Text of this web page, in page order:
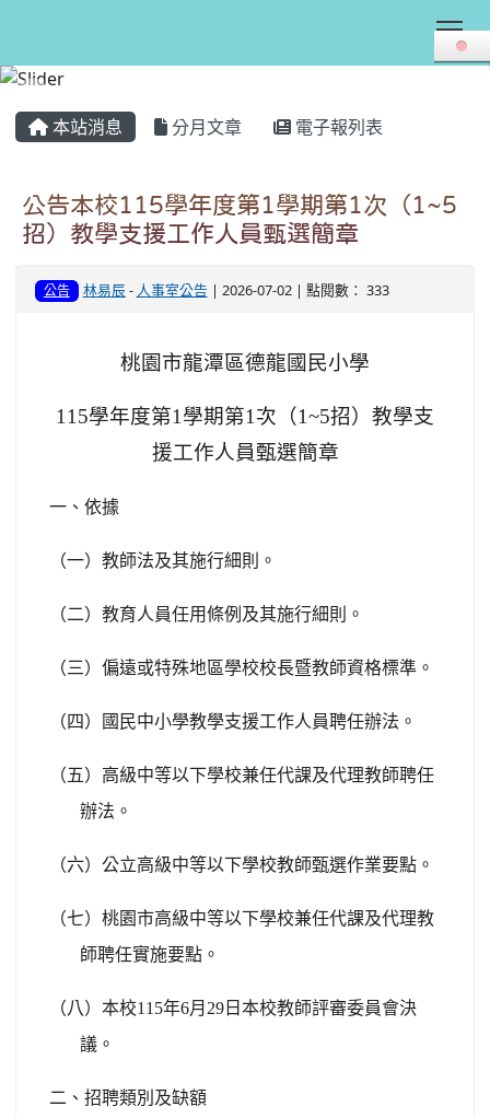
本站消息 分月文章 電子報列表
公告本校115學年度第1學期第1次（1~5
招）教學支援工作人員甄選簡章
公告 林易辰- 人事室公告 | 2026-07-02 | 點閱數： 333
桃園市龍潭區德龍國民小學
115學年度第1學期第1次（1~5招）教學支
援工作人員甄選簡章
一、依據
（一）教師法及其施行細則。
（二） 教育人員任用條例及其施行細則。
（三）偏遠或特殊地區學校校長暨教師資格標準。
（四）國民中小學教學支援工作人員聘任辦法。
（五） 高級中等以下學校兼任代課及代理教師聘任
辦法。
（六） 公立高級中等以下學校教師甄選作業要點。
（七） 桃園市高級中等以下學校兼任代課及代理教
師聘任實施要點。
（八） 本校115年6月 29日本校教師評審委員會決
議。
二、招聘類別及缺額